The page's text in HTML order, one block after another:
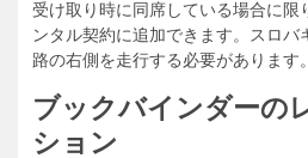
受け取り時に同席している場合に限
ンタル契約に追加できます。スロバ
路の右側を走行する必要があります。
ブックバインダーの
ション